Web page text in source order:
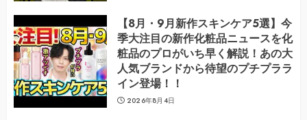
【8月・9月新作スキンケア5選】今
季大注目の新作化粧品ニュースを化
粧品のプロがいち早く解説！あの大
人気ブランドから待望のプチプララ
イン登場！！
2026年8月4日